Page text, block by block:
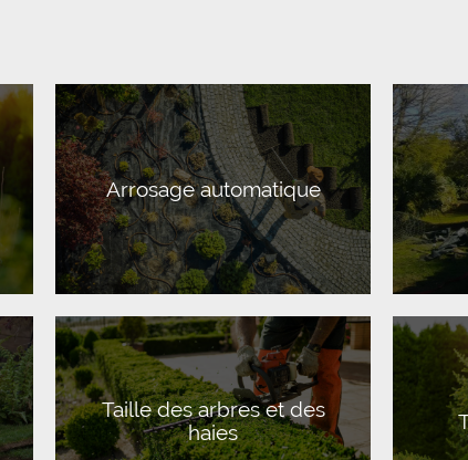
Arrosage automatique
Taille des arbres et des
haies